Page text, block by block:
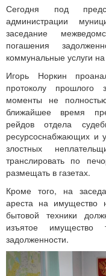
Сегодня под
администрации
заседание
погашения
коммунальные услуги
Игорь Норкин
протоколу прошлого
моменты не
ближайшее время
рейдов отдела
ресурсоснабжающих и
злостных
транслировать по
размещать в газетах.
Кроме того, на
ареста на имущество
бытовой техники
изъятое имущество
задолженности.